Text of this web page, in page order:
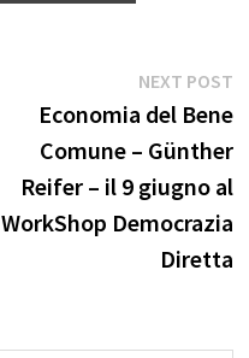
NEXT POST
Economia del Bene
Comune – Günther
Reifer – il 9 giugno al
WorkShop Democrazia
Diretta